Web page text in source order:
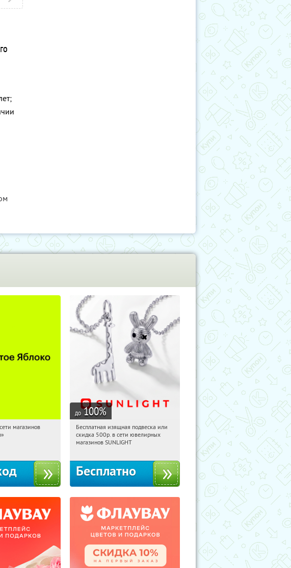
Получи первым!
магазинов
до 100%
16:57:52 Получили:
Россия
Бесплатная изящная подвеска или
скидка 500р. в сети ювелирных
магазинов SUNLIGHT
Бесплатно